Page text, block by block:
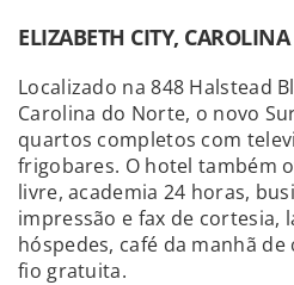
ELIZABETH CITY,
Localizado na 848 Halstead
Carolina do Norte, o novo
quartos completos com
frigobares. O hotel também
livre, academia 24 horas,
impressão e fax de cortesia,
hóspedes, café da manhã
fio gratuita.